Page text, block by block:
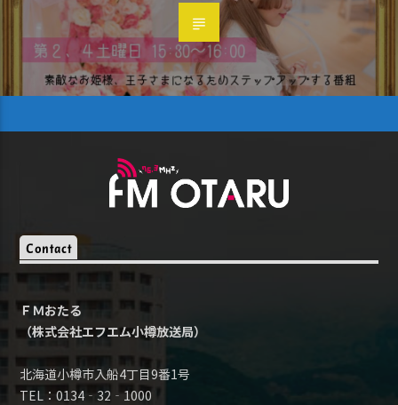
Contact
ＦＭおたる
（株式会社エフエム小樽放送局）
北海道小樽市入船4丁目9番1号
TEL：0134‐32‐1000